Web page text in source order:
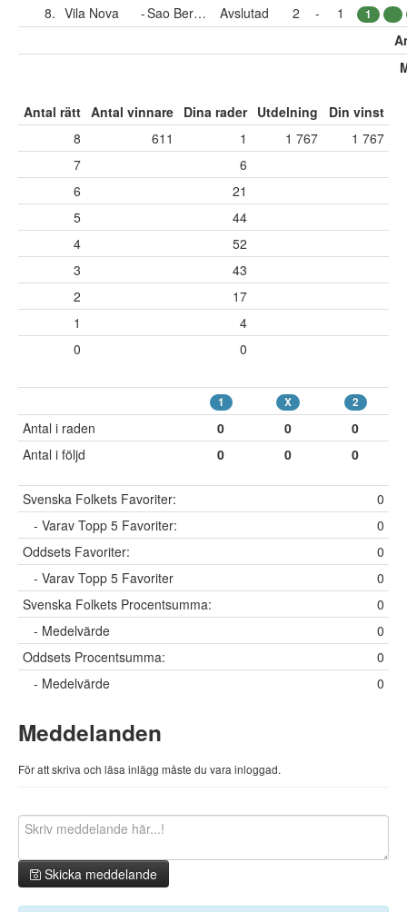
8. Vila Nova - Sao Bernardo FC Avslutad 2 - 1 1
Antal rätt Antal vinnare Dina rader Utdelning
Din vinst
8
611 1 1 767
1 767
7
6
6
21
5
44
4
52
3
43
2
17
1
4
0
0
1 X 2
Antal i raden 0 0
0
Antal i följd
0 0 0
Svenska Folkets Favoriter:
0
- Varav Topp 5 Favoriter:
0
Oddsets Favoriter:
0
- Varav Topp 5 Favoriter
0
Svenska Folkets Procentsumma:
0
- Medelvärde
0
Oddsets Procentsumma:
0
- Medelvärde
0
Meddelanden
För att skriva och läsa inlägg måste du vara inloggad.
Skicka meddelande